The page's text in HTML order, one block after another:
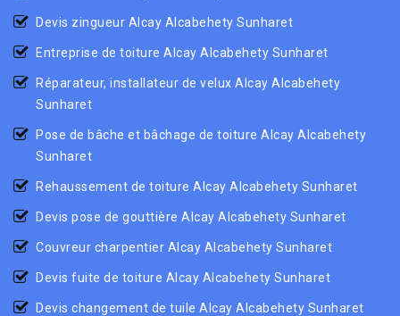
Devis zingueur Alcay Alcabehety Sunharet
Entreprise de toiture Alcay Alcabehety Sunharet
Réparateur, installateur de velux Alcay Alcabehety
Sunharet
Pose de bâche et bâchage de toiture Alcay Alcabehety
Sunharet
Rehaussement de toiture Alcay Alcabehety Sunharet
Devis pose de gouttière Alcay Alcabehety Sunharet
Couvreur charpentier Alcay Alcabehety Sunharet
Devis fuite de toiture Alcay Alcabehety Sunharet
Devis changement de tuile Alcay Alcabehety Sunharet